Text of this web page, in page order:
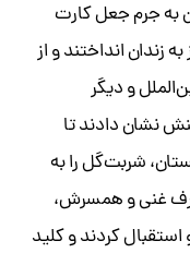
به جرم جعل کارت
بازداشت کردند. ۱۵ روز به زندان انداختند و از
و دیگر
نشان دادند تا
شربت‌گل را به
غنی و همسرش،
استقبال کردند و کلید